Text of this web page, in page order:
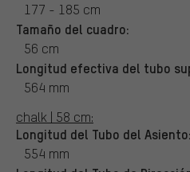
177 - 185 cm
Tamaño del cuadro:
56 cm
Longitud efectiva del tubo
564 mm
chalk | 58 cm:
Longitud del Tubo del Asiento:
554 mm